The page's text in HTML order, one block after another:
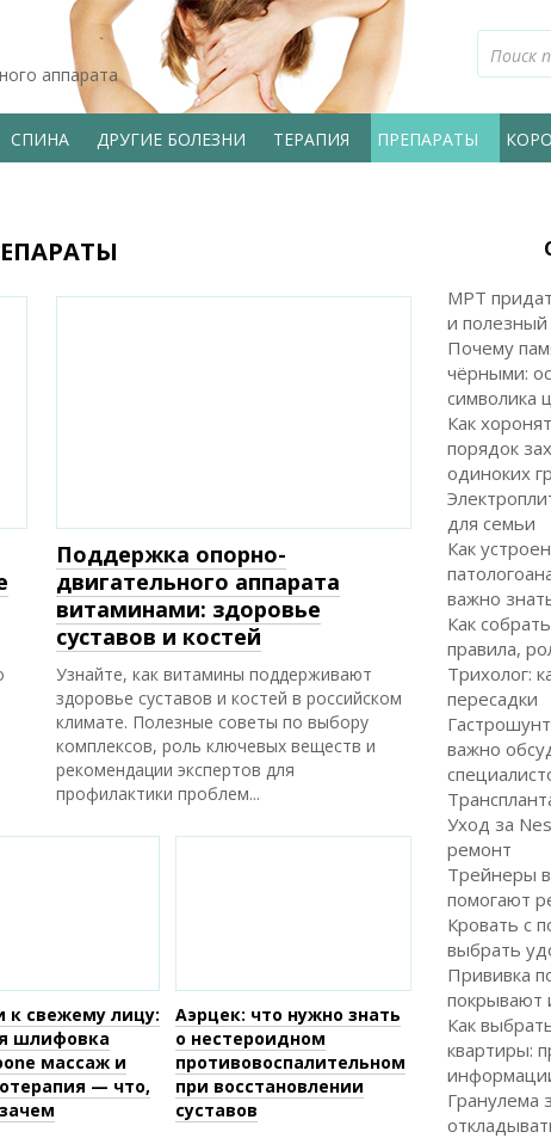
аппарата
СПИНА ДРУГИЕ БОЛЕЗНИ ТЕРАПИЯ ПРЕПАРАТЫ
Поддержка опорно-
двигательного аппарата
витаминами: здоровье
суставов и костей
Узнайте, как витамины поддерживают
здоровье суставов и костей в российском
климате. Полезные советы по выбору
комплексов, роль ключевых веществ и
рекомендации экспертов для
профилактики проблем...
к свежему лицу:
шлифовка
массаж и
— что,
Аэрцек: что нужно знать
о нестероидном
противовоспалительном
при восстановлении
суставов
МРТ
и полезный
Почему
чёрными:
символика
Как
порядок
одиноких
для семьи
Как
важно
Как
правила,
Трихолог:
пересадки
важно
Уход за
ремонт
Трейнеры
помогают
Кровать с
выбрать
Прививка
покрывают
Как
квартиры:
Гранулема